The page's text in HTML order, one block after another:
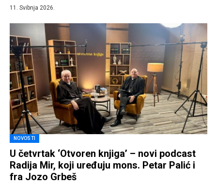
11. Svibnja 2026.
NOVOSTI
U četvrtak ‘Otvoren knjiga’ – novi podcast
Radija Mir, koji uređuju mons. Petar Palić i
fra Jozo Grbeš